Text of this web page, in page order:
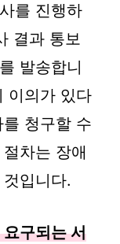
를 진행하
결과 통보
발송합니
이의가 있다
청구할 수
차는 장애
입니다.
구되는 서